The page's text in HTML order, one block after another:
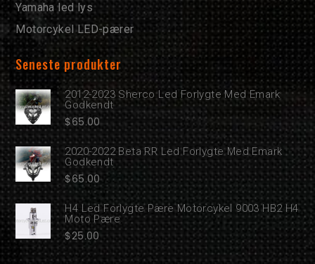
Yamaha led lys
Motorcykel LED-pærer
Seneste produkter
2012-2023 Sherco Led Forlygte Med Emark
Godkendt
$65.00
2020-2022 Beta RR Led Forlygte Med Emark
Godkendt
$65.00
H4 Led Forlygte Pære Motorcykel 9003 HB2 H4
Moto Pære
$25.00